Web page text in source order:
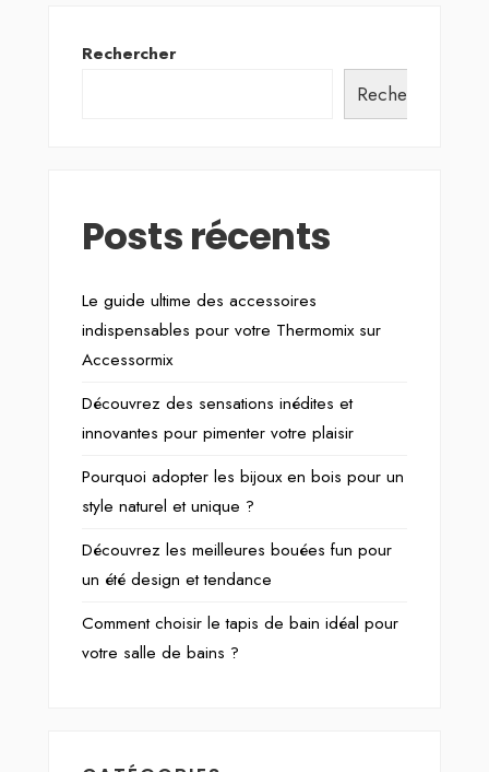
Rechercher
Rechercher
Posts récents
Le guide ultime des accessoires
indispensables pour votre Thermomix sur
Accessormix
Découvrez des sensations inédites et
innovantes pour pimenter votre plaisir
Pourquoi adopter les bijoux en bois pour un
style naturel et unique ?
Découvrez les meilleures bouées fun pour
un été design et tendance
Comment choisir le tapis de bain idéal pour
votre salle de bains ?